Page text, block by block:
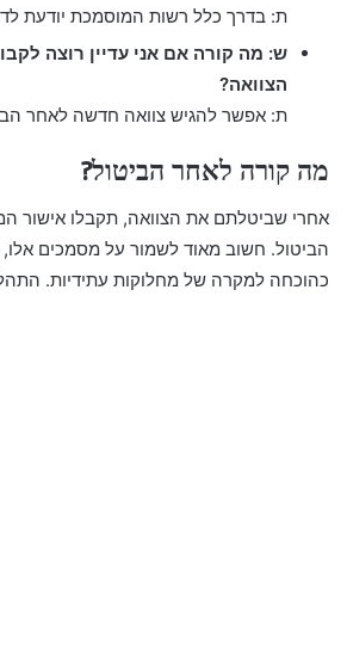
ת: בדרך כלל רשות המוסמכת יודעת
ש: מה קורה אם אני עדיין רוצה
הצוואה?
ת: אפשר להגיש צוואה חדשה לאחר
מה קורה לאחר הביטול?
אחרי שביטלתם את הצוואה, תקבלו אישור
הביטול. חשוב מאוד לשמור על מסמכים
כהוכחה למקרה של מחלוקות עתידיות.